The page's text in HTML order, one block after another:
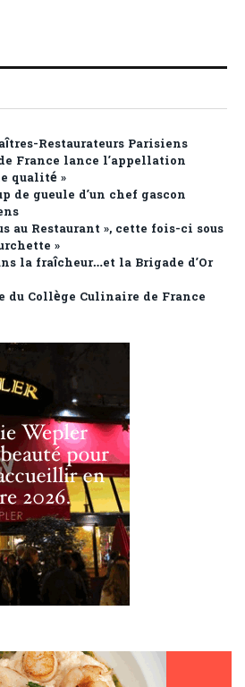
Restaurateurs Parisiens
France lance l’appellation
qualité »
de gueule d’un chef gascon
au Restaurant », cette fois-ci sous
»
la fraîcheur…et la Brigade d’Or
du Collège Culinaire de France